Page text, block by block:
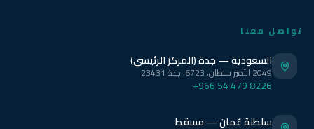
تواصل معنا
السعودية — جدة (المركز الرئيسي)
2049 الأمير سلطان، 6723، جدة 23431
+966 54 479 8226
سلطنة عُمان — مسقط